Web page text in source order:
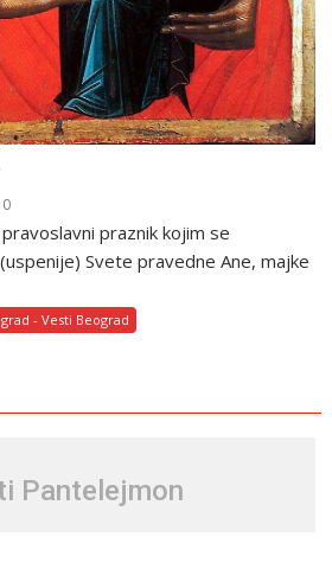
0
praznik kojim se
Svete pravedne Ane, majke
- Vesti Beograd
Pantelejmon